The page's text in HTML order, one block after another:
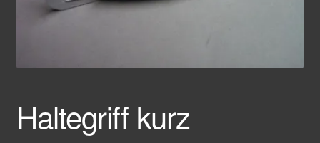
Haltegriff kurz